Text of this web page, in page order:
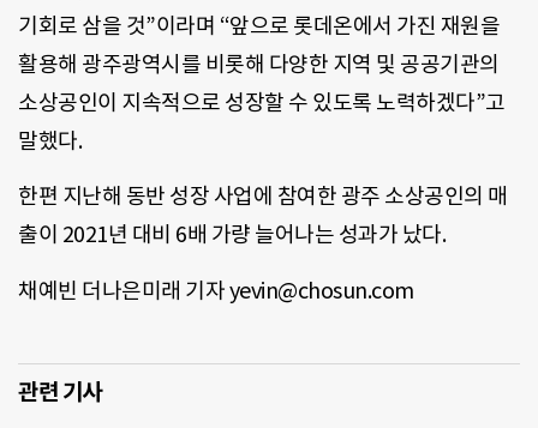
기회로 삼을 것”이라며 “앞으로 롯데온에서 가진 재원을
활용해 광주광역시를 비롯해 다양한 지역 및 공공기관의
소상공인이 지속적으로 성장할 수 있도록 노력하겠다”고
말했다.
한편 지난해 동반 성장 사업에 참여한 광주 소상공인의 매
출이 2021년 대비 6배 가량 늘어나는 성과가 났다.
채예빈 더나은미래 기자 yevin@chosun.com
관련 기사